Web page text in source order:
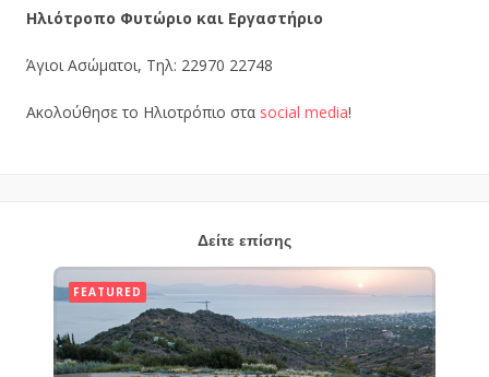
Ηλιότροπο Φυτώριο και Εργαστήριο
Άγιοι Ασώματοι, Τηλ: 22970 22748
Ακολούθησε το Ηλιοτρόπιο στα social media!
Δείτε επίσης
FEATURED